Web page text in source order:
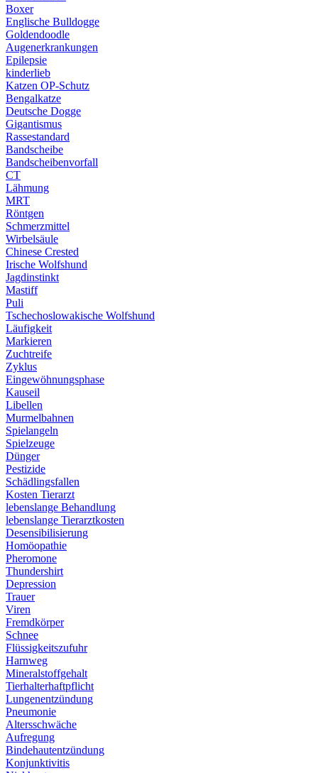
Boxer
Englische Bulldogge
Goldendoodle
Augenerkrankungen
Epilepsie
kinderlieb
Katzen OP-Schutz
Bengalkatze
Deutsche Dogge
Gigantismus
Rassestandard
Bandscheibe
Bandscheibenvorfall
CT
Lähmung
MRT
Röntgen
Schmerzmittel
Wirbelsäule
Chinese Crested
Irische Wolfshund
Jagdinstinkt
Mastiff
Puli
Tschechoslowakische Wolfshund
Läufigkeit
Markieren
Zuchtreife
Zyklus
Eingewöhnungsphase
Kauseil
Libellen
Murmelbahnen
Spielangeln
Spielzeuge
Dünger
Pestizide
Schädlingsfallen
Kosten Tierarzt
lebenslange Behandlung
lebenslange Tierarztkosten
Desensibilisierung
Homöopathie
Pheromone
Thundershirt
Depression
Trauer
Viren
Fremdkörper
Schnee
Flüssigkeitszufuhr
Harnweg
Mineralstoffgehalt
Tierhalterhaftpflicht
Lungenentzündung
Pneumonie
Altersschwäche
Aufregung
Bindehautentzündung
Konjunktivitis